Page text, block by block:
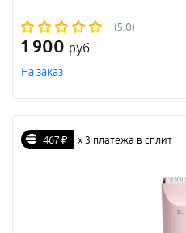
(5.0)
1 900 руб.
На заказ
467 ₽ х 3 платежа в сплит